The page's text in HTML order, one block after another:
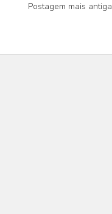
Postagem mais antiga